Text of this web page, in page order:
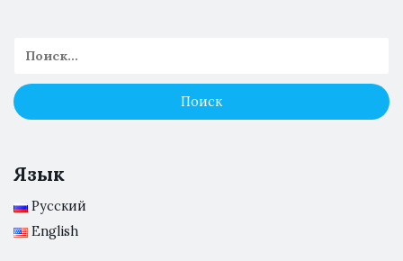
Язык
Русский
English